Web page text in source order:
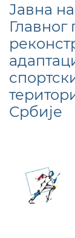
Јавна
Главног
Србије